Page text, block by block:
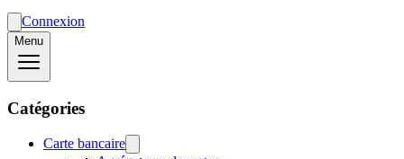
Connexion
Menu
Catégories
Carte bancaire